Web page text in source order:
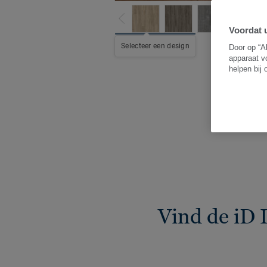
Selecteer een design
Vind de iD
Voordat
Door op
apparaat
helpen bij